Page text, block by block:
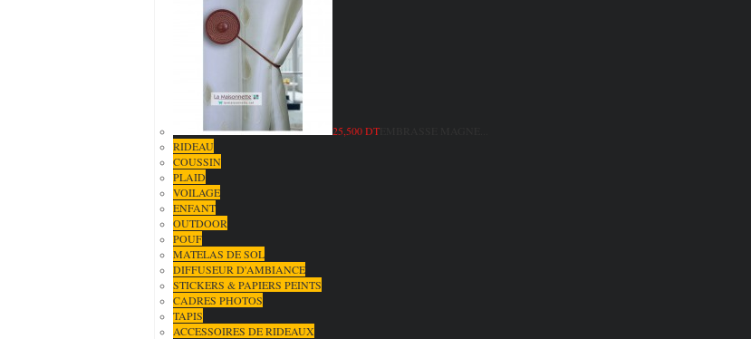
25,500 DT
RIDEAU
COUSSIN
PLAID
VOILAGE
ENFANT
OUTDOOR
POUF
MATELAS DE SOL
DIFFUSEUR D'AMBIANCE
STICKERS & PAPIERS PEINTS
CADRES PHOTOS
TAPIS
ACCESSOIRES DE RIDEAUX